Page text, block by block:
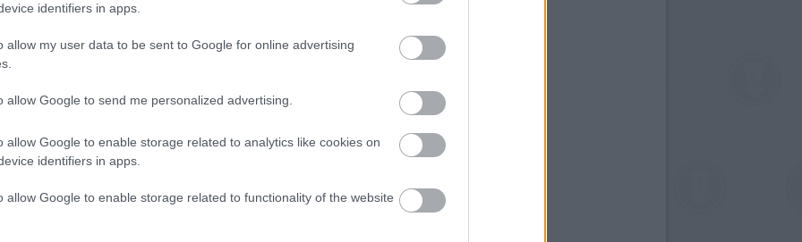
identifiers in apps.
allow my user data to be sent to Google for online advertising
allow Google to send me personalized advertising.
allow Google to enable storage related to analytics like cookies on
identifiers in apps.
allow Google to enable storage related to functionality of the website
címoldalaira került, amikor az előkelő londoni
elejétől - 145 nappal karácsony előtt -
kollekciója, a karácsonyi lámpafüzérekkel
akár cserépben nevelt karácsonyfát is
előrelátó vásárló.